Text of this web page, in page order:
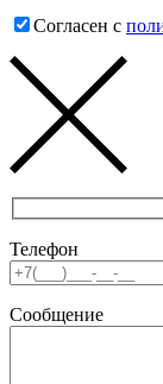
Согласен с
Телефон
Сообщение